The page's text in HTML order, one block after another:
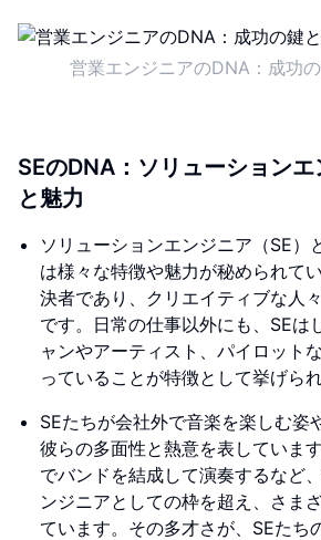
営業エンジニアのDNA：成功
SEのDNA：ソリューション
と魅力
ソリューションエンジニア（SE）
は様々な特徴や魅力が秘められて
決者であり、クリエイティブな人
です。日常の仕事以外にも、SEは
ャンやアーティスト、パイロット
っていることが特徴として挙げられ
SEたちが会社外で音楽を楽しむ姿
彼らの多面性と熱意を表していま
でバンドを結成して演奏するなど
ンジニアとしての枠を超え、さま
ています。その多才さが、SEたち